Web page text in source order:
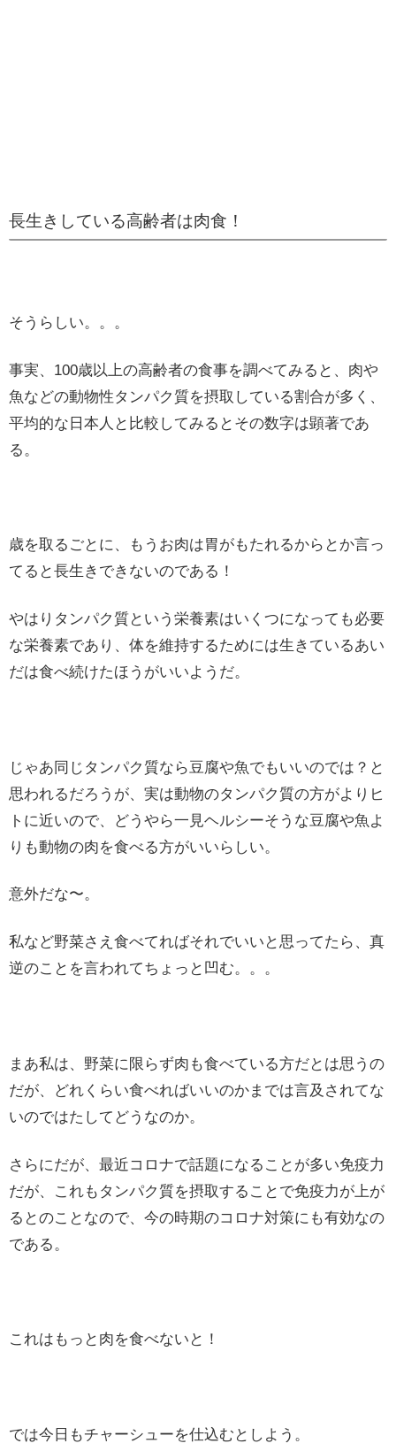
長生きしている高齢者は肉食！
そうらしい。。。
事実、100歳以上の高齢者の食事を調べてみると、肉や
魚などの動物性タンパク質を摂取している割合が多く、
平均的な日本人と比較してみるとその数字は顕著であ
る。
歳を取るごとに、もうお肉は胃がもたれるからとか言っ
てると長生きできないのである！
やはりタンパク質という栄養素はいくつになっても必要
な栄養素であり、体を維持するためには生きているあい
だは食べ続けたほうがいいようだ。
じゃあ同じタンパク質なら豆腐や魚でもいいのでは？と
思われるだろうが、実は動物のタンパク質の方がよりヒ
トに近いので、どうやら一見ヘルシーそうな豆腐や魚よ
りも動物の肉を食べる方がいいらしい。
意外だな〜。
私など野菜さえ食べてればそれでいいと思ってたら、真
逆のことを言われてちょっと凹む。。。
まあ私は、野菜に限らず肉も食べている方だとは思うの
だが、どれくらい食べればいいのかまでは言及されてな
いのではたしてどうなのか。
さらにだが、最近コロナで話題になることが多い免疫力
だが、これもタンパク質を摂取することで免疫力が上が
るとのことなので、今の時期のコロナ対策にも有効なの
である。
これはもっと肉を食べないと！
では今日もチャーシューを仕込むとしよう。